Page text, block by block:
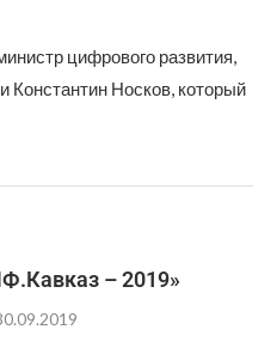
цифрового развития,
Константин Носков, который
– 2019»